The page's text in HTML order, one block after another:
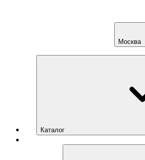
Москва
Каталог